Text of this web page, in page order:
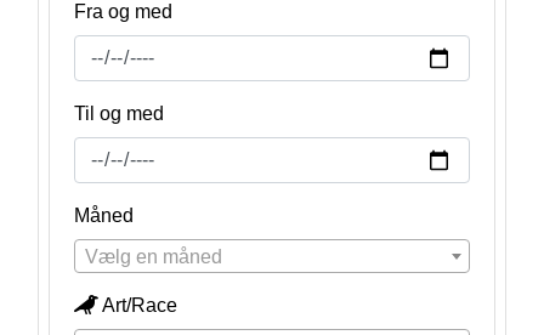
Fra og med
Til og med
Måned
Vælg en måned
Art/Race